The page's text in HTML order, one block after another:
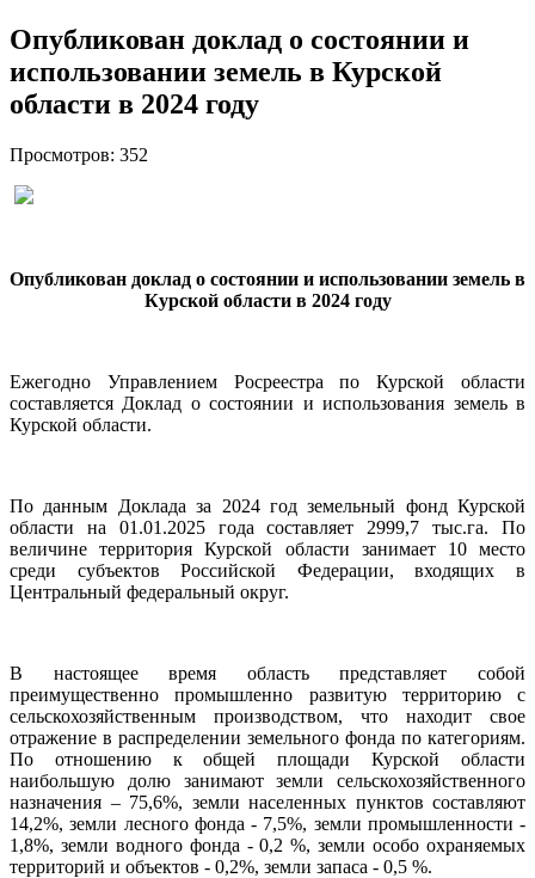
Опубликован доклад о состоянии и
использовании земель в Курской
области в 2024 году
Просмотров: 352
Опубликован доклад о состоянии и использовании земель в
Курской области в 2024 году
Ежегодно Управлением Росреестра по Курской области
составляется Доклад о состоянии и использования земель в
Курской области.
По данным Доклада за 2024 год земельный фонд Курской
области на 01.01.2025 года составляет 2999,7 тыс.га. По
величине территория Курской области занимает 10 место
среди субъектов Российской Федерации, входящих в
Центральный федеральный округ.
В настоящее время область представляет собой
преимущественно промышленно развитую территорию с
сельскохозяйственным производством, что находит свое
отражение в распределении земельного фонда по категориям.
По отношению к общей площади Курской области
наибольшую долю занимают земли сельскохозяйственного
назначения – 75,6%, земли населенных пунктов составляют
14,2%, земли лесного фонда - 7,5%, земли промышленности -
1,8%, земли водного фонда - 0,2 %, земли особо охраняемых
территорий и объектов - 0,2%, земли запаса - 0,5 %.